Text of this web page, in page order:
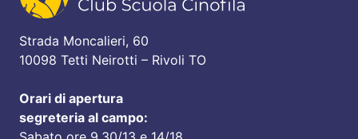
Strada Moncalieri, 60
10098 Tetti Neirotti – Rivoli TO
Orari di apertura
segreteria al campo: